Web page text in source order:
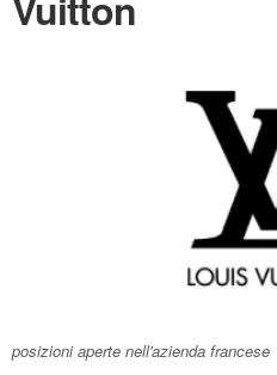
posizioni aperte nell'azienda francese